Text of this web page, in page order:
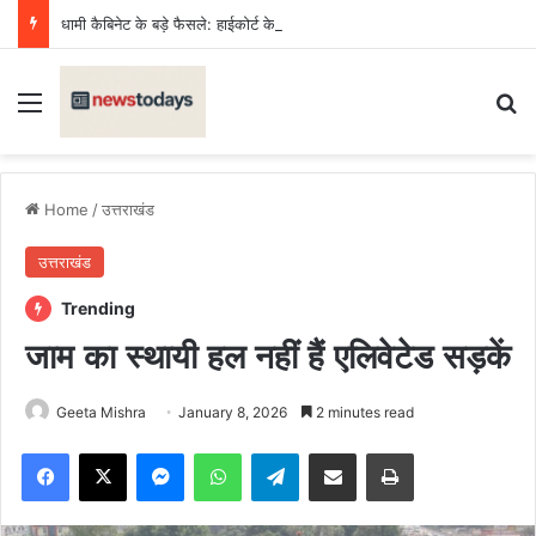
Menu
Home /उत्तराखंड
उत्तराखंड
Trending
जाम का स्थायी हल नहीं हैं एलिवेटेड सड़कें
Geeta Mishra January 8, 2026 2 minutes read
Facebook
X MessengerWhatsAppTelegramShare via Email Print